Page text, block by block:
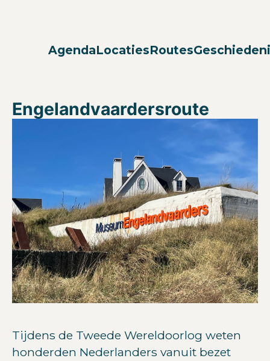
AgendaLocatiesRoutes
Engelandvaardersroute
Tijdens de Tweede Wereldoorlog weten
honderden Nederlanders vanuit bezet